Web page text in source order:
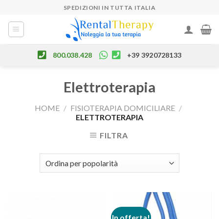
content
SPEDIZIONI IN TUTTA ITALIA
800.038.428 +39 3920728133
Elettroterapia
HOME / FISIOTERAPIA DOMICILIARE /
ELETTROTERAPIA
FILTRA